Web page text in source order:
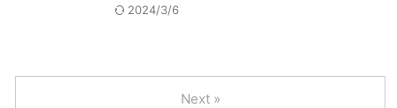
2024/3/6
Next »